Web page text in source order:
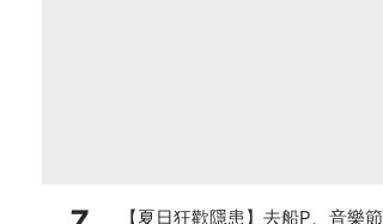
【夏日狂歡隱患】去船P、音樂節